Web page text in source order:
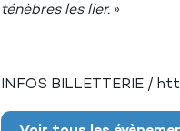
ténèbres les lier. »
INFOS BILLETTERIE /